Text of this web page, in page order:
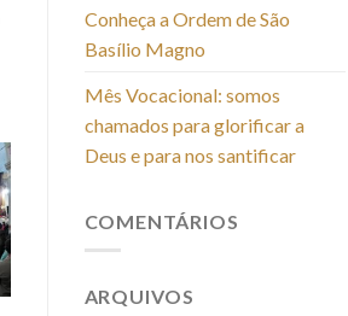
Conheça a Ordem de São
Basílio Magno
Mês Vocacional: somos
chamados para glorificar a
Deus e para nos santificar
COMENTÁRIOS
ARQUIVOS